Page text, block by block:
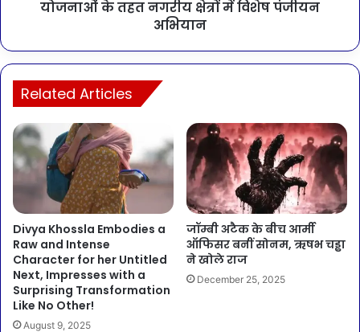
योजनाओं के तहत नगरीय क्षेत्रों में विशेष पंजीयन
अभियान
Related Articles
Divya Khossla Embodies a
Raw and Intense
Character for her Untitled
Next, Impresses with a
Surprising Transformation
Like No Other!
August 9, 2025
जॉम्बी अटैक के बीच आर्मी
ऑफिसर बनीं सोनम, ऋषभ चड्ढा
ने खोले राज
December 25, 2025